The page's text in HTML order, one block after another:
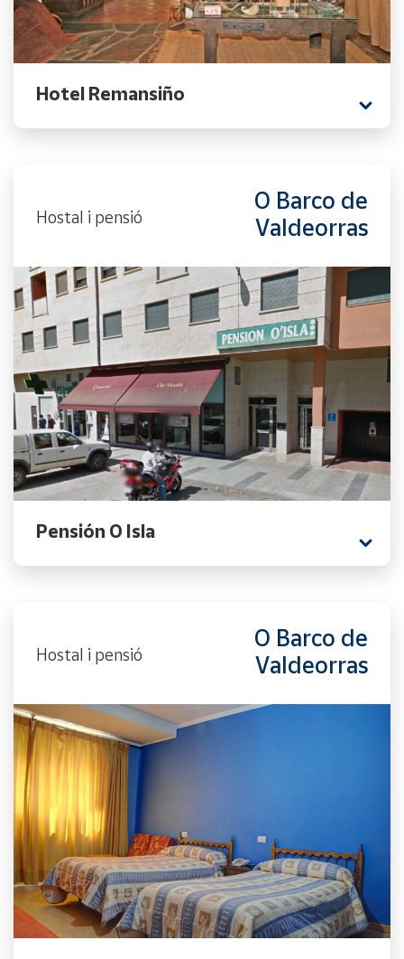
Hotel Remansiño
Hostal i pensió
O Barco de
Valdeorras
Pensión O Isla
Hostal i pensió
O Barco de
Valdeorras